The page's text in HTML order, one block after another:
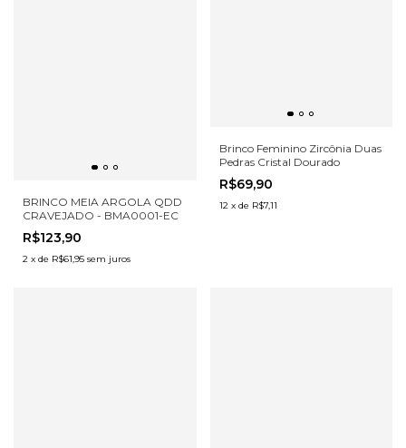
BRINCO MEIA ARGOLA QDD
CRAVEJADO - BMA0001-EC
R$123,90
2 x de R$61,95 sem juros
Brinco Feminino Zircônia Duas
Pedras Cristal Dourado
R$69,90
12 x de R$7,11